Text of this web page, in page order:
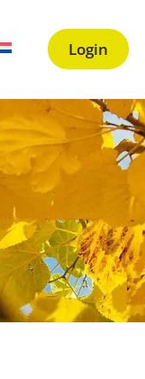
Login